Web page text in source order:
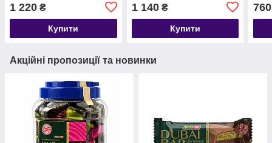
1 220 ₴
Купити
1 140₴
Купити
760
Акційні пропозиції та новинки